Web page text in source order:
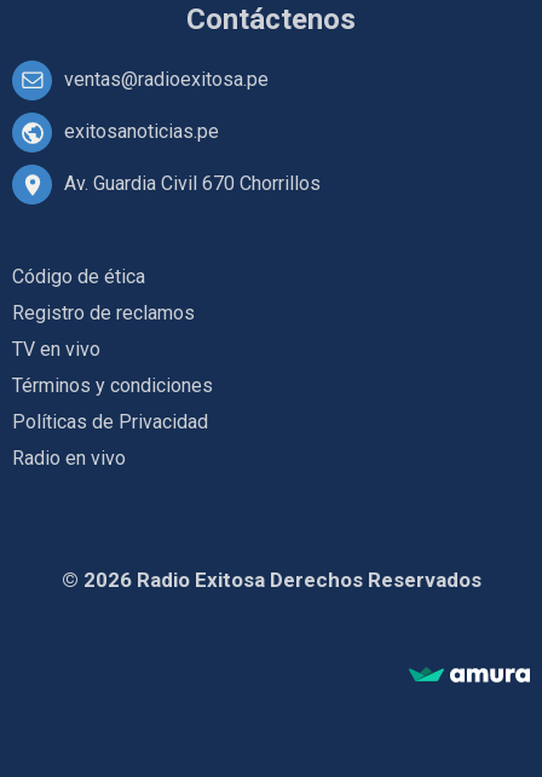
Contáctenos
ventas@radioexitosa.pe
exitosanoticias.pe
Av. Guardia Civil 670 Chorrillos
Código de ética
Registro de reclamos
TV en vivo
Términos y condiciones
Políticas de Privacidad
Radio en vivo
© 2026 Radio Exitosa Derechos Reservados